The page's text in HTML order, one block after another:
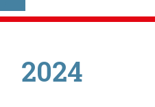
2024